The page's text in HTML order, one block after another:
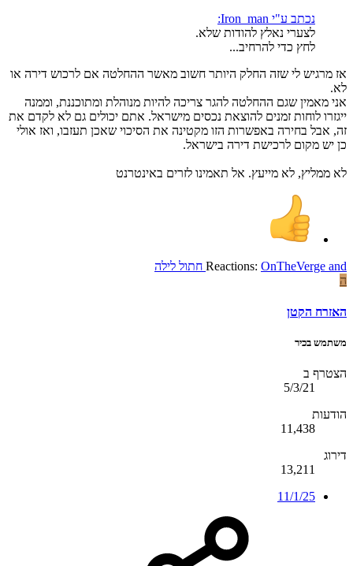
נכתב ע"י Iron_man:
לצערי נאלץ להודות שלא.
לחץ כדי להרחיב...
אז מרגיש לי שזה החלק היותר חשוב מאשר ההחלטה אם לרכוש דירה או
לא.
אני מאמין שגם ההחלטה להגר צריכה להיות מנוהלת ומתוכננת, וממנה
ייגזרו לוחות זמנים להוצאת נכסים מישראל. אתם יכולים גם לא לקדם את
זה, אבל בחירה באפשרות הזו מקטינה את הסיכוי שאכן תעזבו, ואז אולי
כן יש מקום לרכישת דירה בישראל.
לא ממליץ, לא מייעץ. אל תאמינו לזרים באינטרנט
Reactions: OnTheVerge and
חתול לילה
ה
האזרח הקטן
משתמש בכיר
הצטרף ב
5/3/21
הודעות
11,438
דירוג
13,211
11/1/25